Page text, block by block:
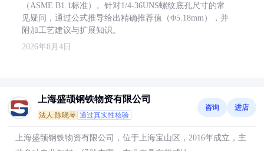
（ASME B1.1标准）。针对1/4-36UNS螺纹底孔尺寸的常
见疑问，通过公式推导给出精确推荐值（Φ5.18mm），并
附加工艺建议与扩展知识。
2026年8月4日
上海盛颉钢铁物资有限公司
法人:陈晓琴 通过真实性核验
咨询 进店
上海盛颉钢铁物资有限公司，位于上海宝山区，2016年成立，主